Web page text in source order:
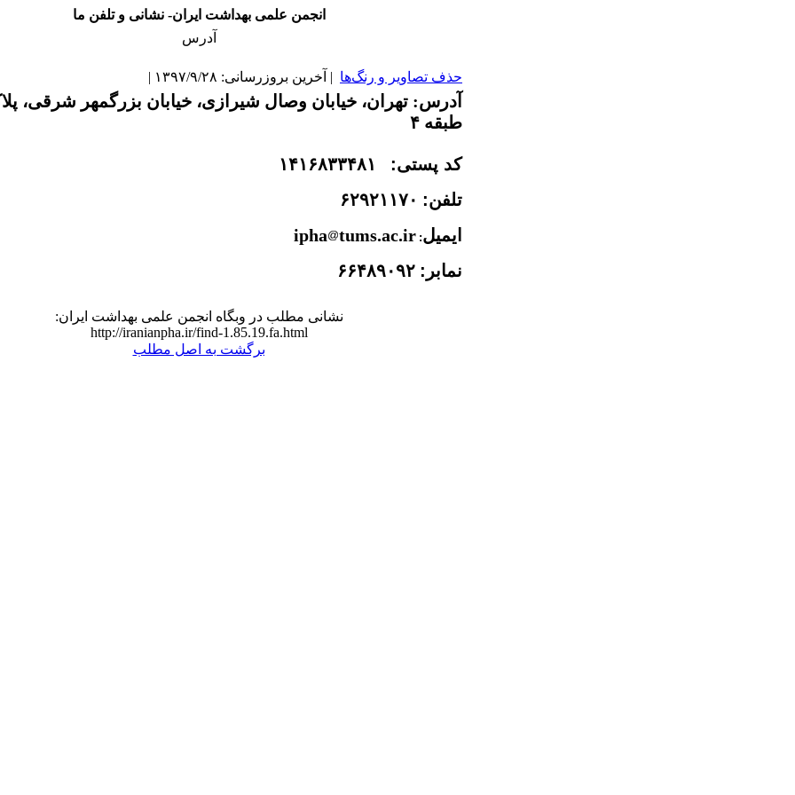
انجمن علمی بهداشت ایران- نشانی و تلفن ما
آدرس
حذف تصاویر و رنگ‌ها | آخرین بروزرسانی: ۱۳۹۷/۹/۲۸ |
طبقه ۴
کد پستی:
۱۴۱۶۸۳۳۴۸۱
تلفن: ۶۲۹۲۱۱۷۰
ایمیل:
ipha
tums.ac.ir
نمابر: ۶۶۴۸۹۰۹۲
نشانی مطلب در وبگاه انجمن علمی بهداشت ایران:
http://iranianpha.ir/find-1.85.19.fa.html
برگشت به اصل مطلب